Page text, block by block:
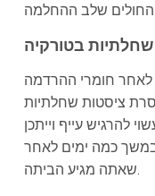
בטורקיה
לאחר חומרי ההרדמה
ציסטות שחלתיות
להרגיש עייף וייתכן
במשך כמה ימים לאחר
שאתה מגיע הביתה.